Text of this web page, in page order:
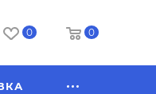
0 0